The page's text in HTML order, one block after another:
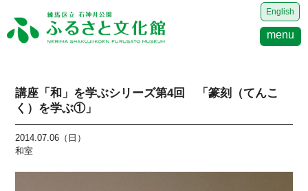
English
menu
講座「和」を学ぶシリーズ第4回 「篆刻（てんこ
く）を学ぶ①」
2014.07.06（日）
和室